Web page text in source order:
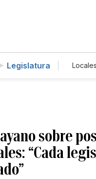
Legislatura Locales
sobre
“Cada